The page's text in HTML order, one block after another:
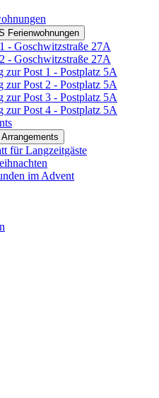
Ferienwohnungen
- Goschwitzstraße 27A
- Goschwitzstraße 27A
zur Post 1 - Postplatz 5A
zur Post 2 - Postplatz 5A
zur Post 3 - Postplatz 5A
zur Post 4 - Postplatz 5A
für Langzeitgäste
im Advent